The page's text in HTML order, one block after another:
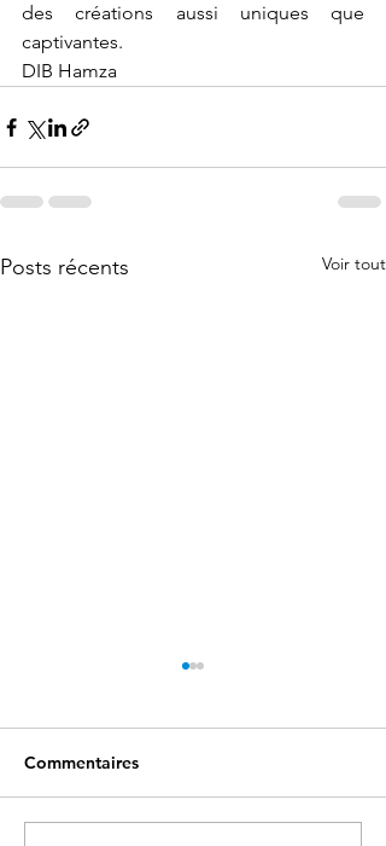
des créations aussi uniques que
captivantes.
DIB Hamza
Posts récents Voir tout
Commentaires